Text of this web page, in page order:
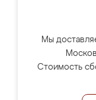
Мы
Стоимость